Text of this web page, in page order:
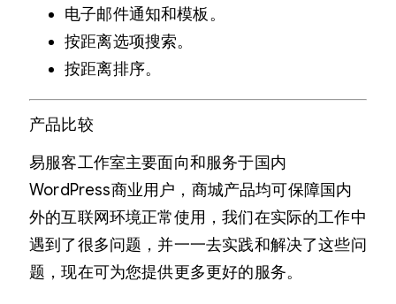
电子邮件通知和模板。
按距离选项搜索。
按距离排序。
产品比较
易服客工作室主要面向和服务于国内
WordPress商业用户，商城产品均可保障国内
外的互联网环境正常使用，我们在实际的工作中
遇到了很多问题，并一一去实践和解决了这些问
题，现在可为您提供更多更好的服务。